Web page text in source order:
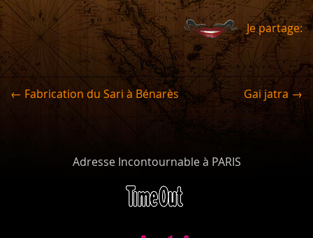
Je partage:
← Fabrication du Sari à Bénarès Gai jatra →
Adresse Incontournable à PARIS